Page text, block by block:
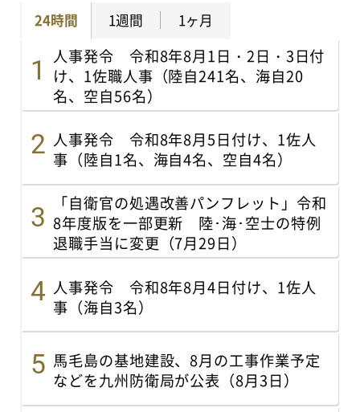
24時間 1週間 1ヶ月
人事発令 令和8年8月1日・2日・3日付
け、1佐職人事（陸自241名、海自20
名、空自56名）
人事発令 令和8年8月5日付け、1佐人
事（陸自1名、海自4名、空自4名）
「自衛官の処遇改善パンフレット」令和
8年度版を一部更新 陸･海･空士の特例
退職手当に変更（7月29日）
人事発令 令和8年8月4日付け、1佐人
事（海自3名）
馬毛島の基地建設、8月の工事作業予定
などを九州防衛局が公表（8月3日）